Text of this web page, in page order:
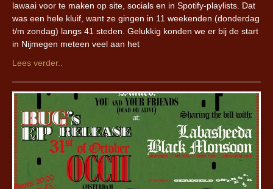
lawaai voor te maken op site, socials en in Spotify-playlists. Dat
was een hele kluif, want ze gingen in 11 weekenden (donderdag
t/m zondag) langs 41 steden. Gelukkig konden we er bij de start
in Nijmegen meteen veel aan het
Lees verder..